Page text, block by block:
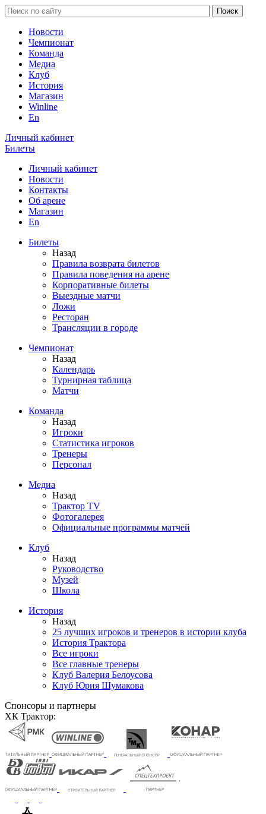
Новости
Чемпионат
Команда
Медиа
Клуб
История
Магазин
Winline
En
Личный кабинет
Билеты
Личный кабинет
Новости
Контакты
Об арене
Магазин
En
Билеты
Назад
Правила возврата билетов
Правила поведения на арене
Корпоративные билеты
Выездные матчи
Ложи
Ресторан
Трансляции в городе
Чемпионат
Назад
Календарь
Турнирная таблица
Матчи
Команда
Назад
Игроки
Статистика игроков
Тренеры
Персонал
Медиа
Назад
Трактор TV
Фотогалерея
Официальные программы матчей
Клуб
Назад
Руководство
Музей
Школа
История
Назад
25 лучших игроков и тренеров в истории клуба
История Трактора
Все игроки
Все главные тренеры
Клуб Валерия Белоусова
Клуб Юрия Шумакова
Спонсоры и партнеры
ХК Трактор: